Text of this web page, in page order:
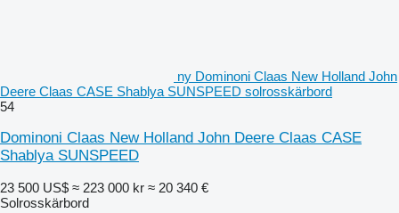
ny Dominoni Claas New Holland John
Deere Claas CASE Shablya SUNSPEED solrosskärbord
54
Dominoni Claas New Holland John Deere Claas CASE
Shablya SUNSPEED
23 500 US$ ≈ 223 000 kr ≈ 20 340 €
Solrosskärbord